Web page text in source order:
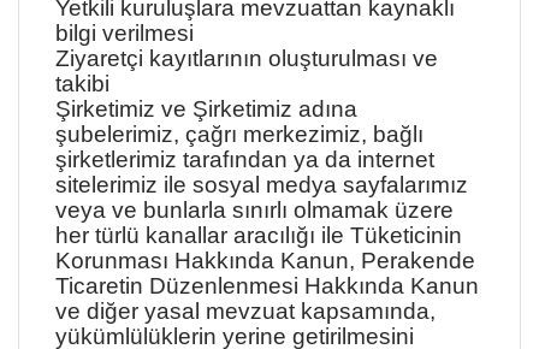
Yetkili kuruluşlara mevzuattan kaynaklı
bilgi verilmesi
Ziyaretçi kayıtlarının oluşturulması ve
takibi
Şirketimiz ve Şirketimiz adına
şubelerimiz, çağrı merkezimiz, bağlı
şirketlerimiz tarafından ya da internet
sitelerimiz ile sosyal medya sayfalarımız
veya ve bunlarla sınırlı olmamak üzere
her türlü kanallar aracılığı ile Tüketicinin
Korunması Hakkında Kanun, Perakende
Ticaretin Düzenlenmesi Hakkında Kanun
ve diğer yasal mevzuat kapsamında,
yükümlülüklerin yerine getirilmesini